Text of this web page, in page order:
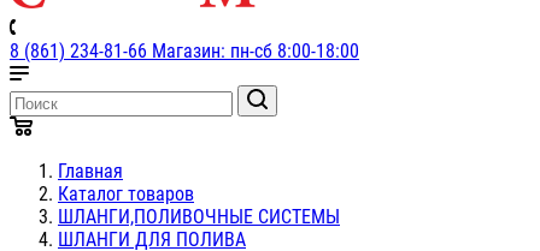
8 (861) 234-81-66 Магазин: пн-сб 8:00-18:00
Главная
Каталог товаров
ШЛАНГИ,ПОЛИВОЧНЫЕ СИСТЕМЫ
ШЛАНГИ ДЛЯ ПОЛИВА